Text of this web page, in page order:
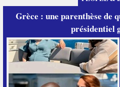
Grèce : une parenthèse de
présidentiel